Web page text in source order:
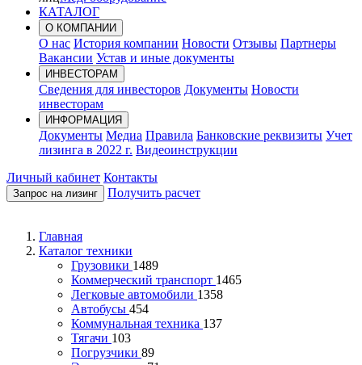
КАТАЛОГ
О КОМПАНИИ
О нас История компании Новости Отзывы Партнеры
Вакансии Устав и иные документы
ИНВЕСТОРАМ
Сведения для инвесторов Документы Новости
инвесторам
ИНФОРМАЦИЯ
Документы Медиа Правила Банковские реквизиты Учет
лизинга в 2022 г. Видеоинструкции
Личный кабинет Контакты
Запрос на лизинг Получить расчет
Главная
Каталог техники
Грузовики 1489
Коммерческий транспорт 1465
Легковые автомобили 1358
Автобусы 454
Коммунальная техника 137
Тягачи 103
Погрузчики 89